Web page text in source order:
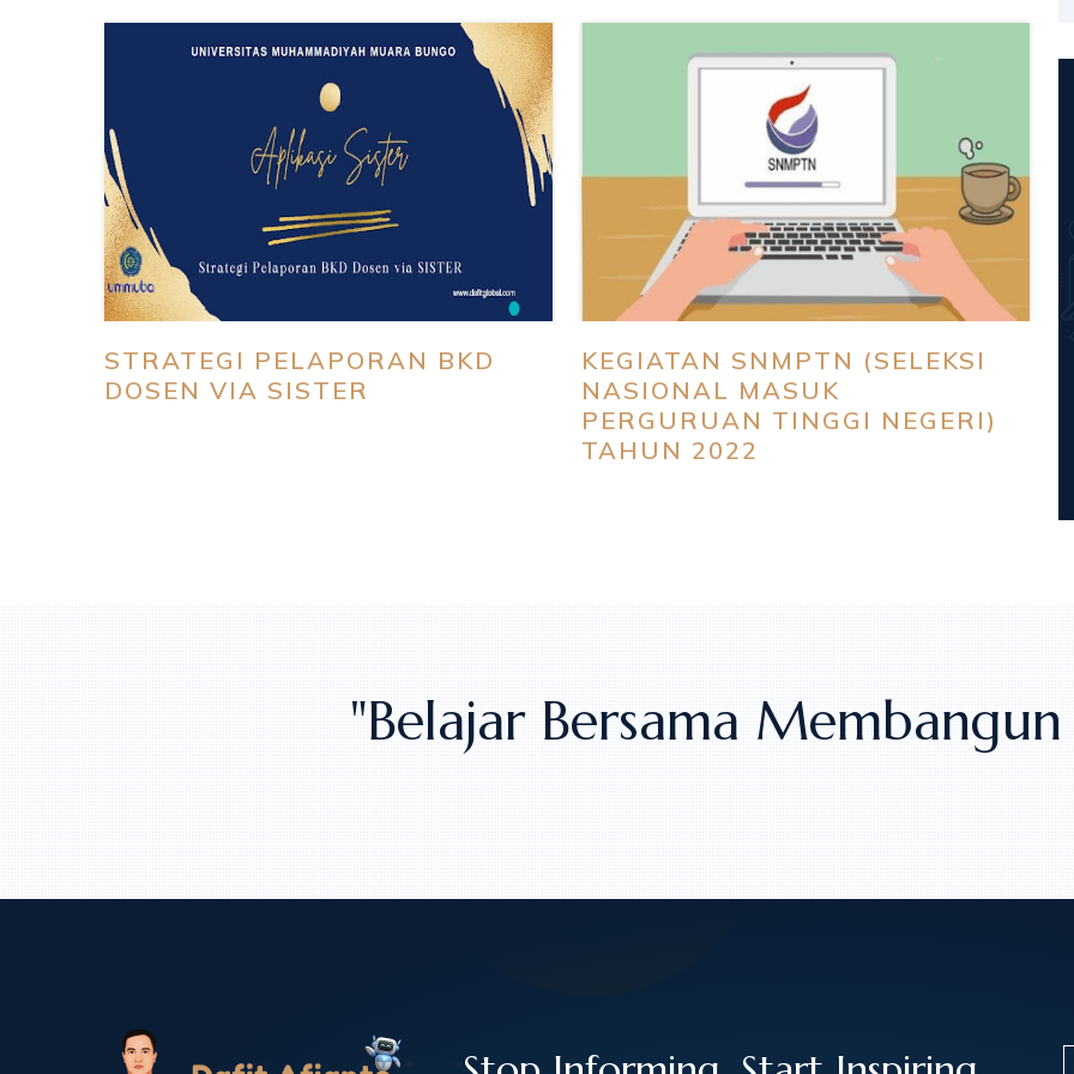
STRATEGI PELAPORAN BKD
DOSEN VIA SISTER
KEGIATAN SNMPTN (SELEKSI
NASIONAL MASUK
PERGURUAN TINGGI NEGERI)
TAHUN 2022
"Belajar Bersama Membangun